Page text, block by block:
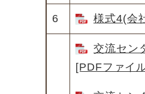
6 様式4(会
交流セン
[PDFファイ